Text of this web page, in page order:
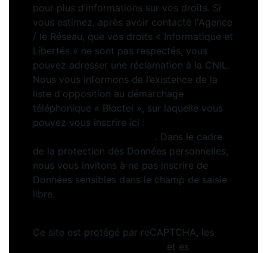
pour plus d’informations sur vos droits. Si
vous estimez, après avoir contacté l'Agence
/ le Réseau, que vos droits « Informatique et
Libertés » ne sont pas respectés, vous
pouvez adresser une réclamation à la CNIL.
Nous vous informons de l’existence de la
liste d'opposition au démarchage
téléphonique « Bloctel », sur laquelle vous
pouvez vous inscrire ici :
. Dans le cadre
de la protection des Données personnelles,
nous vous invitons à ne pas inscrire de
Données sensibles dans le champ de saisie
libre.
Ce site est protégé par reCAPTCHA, les
et es